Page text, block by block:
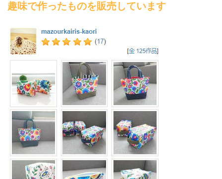
趣味で作ったものを販売しています